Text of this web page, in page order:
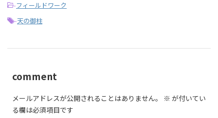
-フィールドワーク
-天の御柱
comment
メールアドレスが公開されることはありません。 ※ が付いてい
る欄は必須項目です